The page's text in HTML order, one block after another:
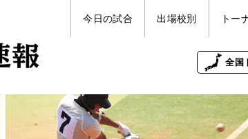
今日の試合 出場校別 トー
全国